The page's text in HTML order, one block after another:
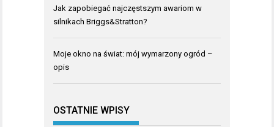
Jak zapobiegać najczęstszym awariom w
silnikach Briggs&Stratton?
Moje okno na świat: mój wymarzony ogród –
opis
OSTATNIE WPISY